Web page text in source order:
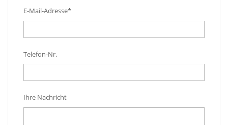
E-Mail-Adresse*
Telefon-Nr.
Ihre Nachricht